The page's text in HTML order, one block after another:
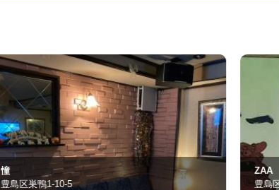
ZAA
豊島区駒込1-19-1